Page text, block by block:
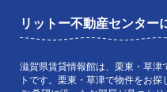
リットー不動産センター
滋賀県賃貸情報館は、栗東・草津
トです。栗東・草津で物件をお